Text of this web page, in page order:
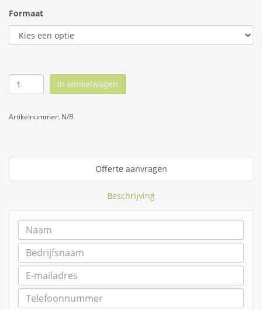
Formaat
In winkelwagen
Artikelnummer: N/B
Offerte aanvragen
Beschrijving